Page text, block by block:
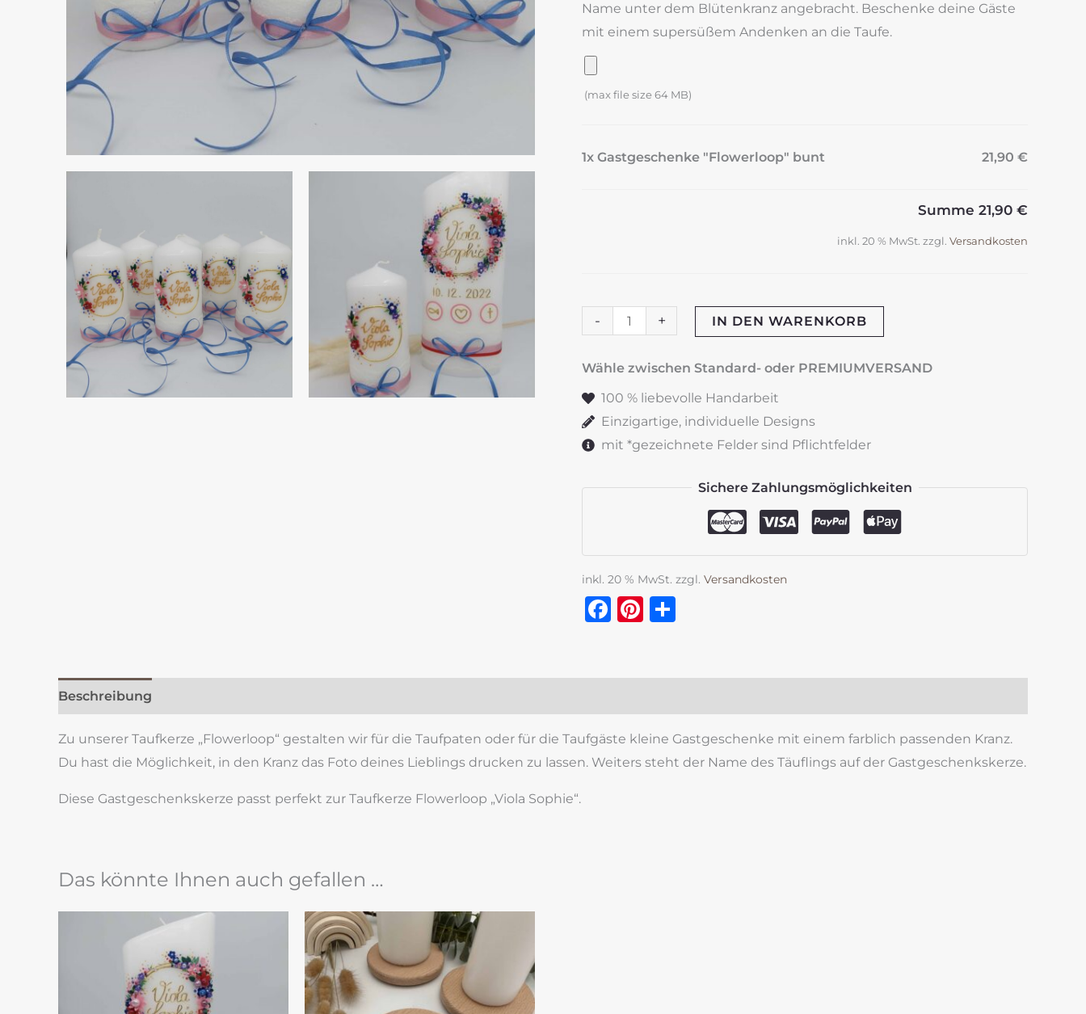
Name unter dem Blütenkranz angebracht. Beschenke deine Gäste
mit einem supersüßem Andenken an die Taufe.
(max file size 64 MB)
1x Gastgeschenke "Flowerloop" bunt 21,90 €
Summe 21,90 €
inkl. 20 % MwSt. zzgl. Versandkosten
-
Gastgeschenke
bunt
+ IN DEN WARENKORB
Wähle zwischen Standard- oder PREMIUMVERSAND
100 % liebevolle Handarbeit
Einzigartige, individuelle Designs
mit *gezeichnete Felder sind Pflichtfelder
Sichere Zahlungsmöglichkeiten
inkl. 20 % MwSt. zzgl. Versandkosten
Facebook
Pinterest
Beschreibung
Zu unserer Taufkerze „Flowerloop“ gestalten wir für die Taufpaten oder für die Taufgäste kleine Gastgeschenke mit einem farblich passenden Kranz.
Du hast die Möglichkeit, in den Kranz das Foto deines Lieblings drucken zu lassen. Weiters steht der Name des Täuflings auf der Gastgeschenkskerze.
Diese Gastgeschenkskerze passt perfekt zur Taufkerze Flowerloop „Viola Sophie“.
Das könnte Ihnen auch gefallen …